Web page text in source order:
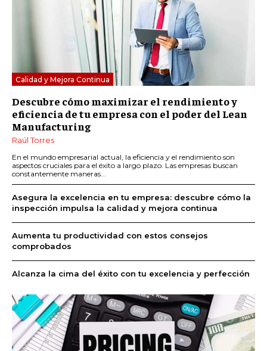
Calidad y Mejora Continua
Descubre cómo maximizar el rendimiento y
eficiencia de tu empresa con el poder del Lean
Manufacturing
Raúl Torres
En el mundo empresarial actual, la eficiencia y el rendimiento son
aspectos cruciales para el éxito a largo plazo. Las empresas buscan
constantemente maneras...
Asegura la excelencia en tu empresa: descubre cómo la
inspección impulsa la calidad y mejora continua
Aumenta tu productividad con estos consejos
comprobados
Alcanza la cima del éxito con tu excelencia y perfección